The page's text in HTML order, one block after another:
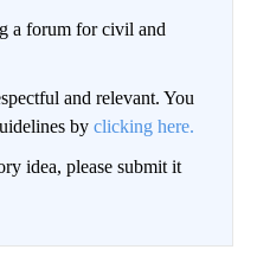
a forum for civil and
and relevant. You
by clicking here.
idea, please submit it